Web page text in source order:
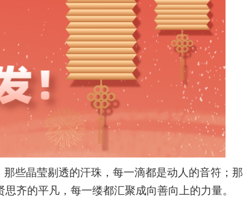
些晶莹剔透的汗珠，每一滴都是动人的音符；那
齐的平凡，每一缕都汇聚成向善向上的力量。